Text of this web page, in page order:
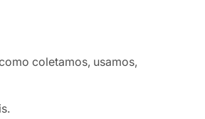
coletamos, usamos,